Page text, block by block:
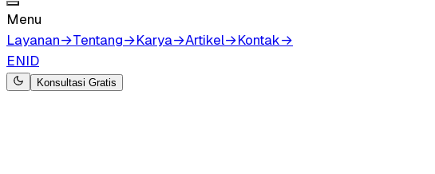
Menu
Layanan→Tentang→Karya→Artikel→Kontak→
ENID
Konsultasi Gratis